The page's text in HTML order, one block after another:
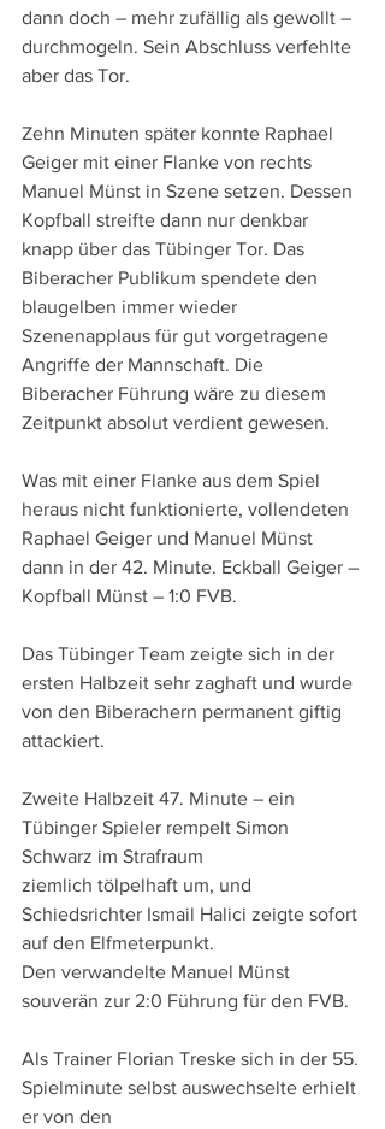
dann doch – mehr zufällig als gewollt –
durchmogeln. Sein Abschluss verfehlte
aber das Tor.
Zehn Minuten später konnte Raphael
Geiger mit einer Flanke von rechts
Manuel Münst in Szene setzen. Dessen
Kopfball streifte dann nur denkbar
knapp über das Tübinger Tor. Das
Biberacher Publikum spendete den
blaugelben immer wieder
Szenenapplaus für gut vorgetragene
Angriffe der Mannschaft. Die
Biberacher Führung wäre zu diesem
Zeitpunkt absolut verdient gewesen.
Was mit einer Flanke aus dem Spiel
heraus nicht funktionierte, vollendeten
Raphael Geiger und Manuel Münst
dann in der 42. Minute. Eckball Geiger –
Kopfball Münst – 1:0 FVB.
Das Tübinger Team zeigte sich in der
ersten Halbzeit sehr zaghaft und wurde
von den Biberachern permanent giftig
attackiert.
Zweite Halbzeit 47. Minute – ein
Tübinger Spieler rempelt Simon
Schwarz im Strafraum
ziemlich tölpelhaft um, und
Schiedsrichter Ismail Halici zeigte sofort
auf den Elfmeterpunkt.
Den verwandelte Manuel Münst
souverän zur 2:0 Führung für den FVB.
Als Trainer Florian Treske sich in der 55.
Spielminute selbst auswechselte erhielt
er von den